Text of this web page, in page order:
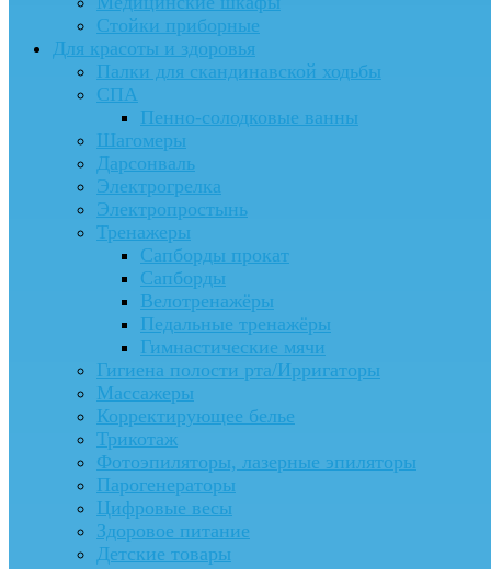
Стойки приборные
Для красоты и здоровья
Палки для скандинавской ходьбы
СПА
Пенно-солодковые ванны
Шагомеры
Дарсонваль
Электрогрелка
Электропростынь
Тренажеры
Сапборды прокат
Сапборды
Велотренажёры
Педальные тренажёры
Гимнастические мячи
Гигиена полости рта/Ирригаторы
Массажеры
Корректирующее белье
Трикотаж
Фотоэпиляторы, лазерные эпиляторы
Парогенераторы
Цифровые весы
Здоровое питание
Детские товары